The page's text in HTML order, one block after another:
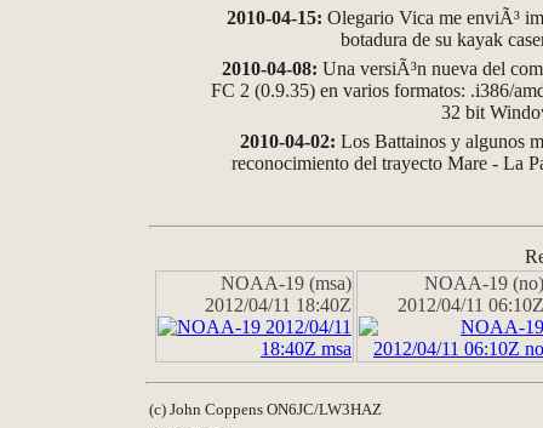
2010-04-15: Olegario Vica me enviÃ³
botadura de su kayak
2010-04-08: Una versiÃ³n nueva del
FC 2 (0.9.35) en varios formatos: .i386/
32 bit
2010-04-02: Los Battainos y algunos
reconocimiento del trayecto Mare - La
NOAA-19 (msa)
2012/04/11 18:40Z
NOAA-19 (no)
2012/04/11 06:10Z
(c) John Coppens ON6JC/LW3HAZ